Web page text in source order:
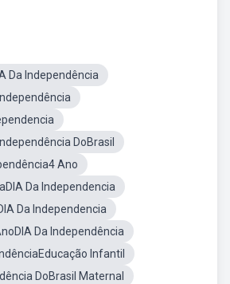
Da Independência
DoBrasil
Ano
Da Independencia
Da Independencia
Da Independência
Infantil
DoBrasil Maternal